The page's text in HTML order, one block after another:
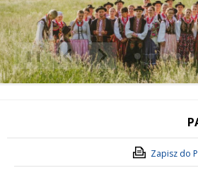
Poprzedni Element
Następny Element
❚❚
Zapisz do